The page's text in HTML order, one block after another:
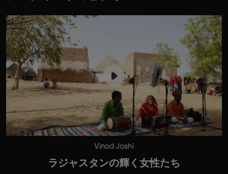
Vinod Joshi
ラジャスタンの輝く女性たち